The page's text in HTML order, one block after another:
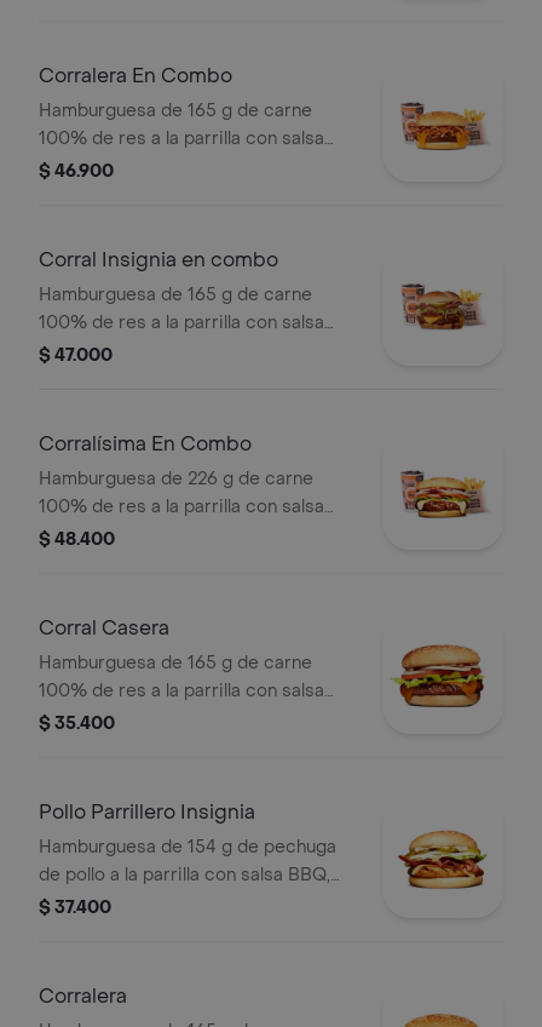
pan papa + papas medianas (Corral o
Corralera En Combo
Hamburguesa de 165 g de carne
100% de res a la parrilla con salsa
bbq, tocineta, queso americano,
bebida pet
$ 46.900
Corral Insignia en combo
Hamburguesa de 165 g de carne
100% de res a la parrilla con salsa
BBQ, tocineta, queso americano,
mostaza en pan papa + papas Corral
$ 47.000
Corralísima En Combo
Hamburguesa de 226 g de carne
100% de res a la parrilla con salsa
bbq, queso mozzarella, tomate,
pet
$ 48.400
Corral Casera
Hamburguesa de 165 g de carne
100% de res a la parrilla con salsa
bbq, queso americano, cebolla en
$ 35.400
Pollo Parrillero Insignia
Hamburguesa de 154 g de pechuga
de pollo a la parrilla con salsa BBQ,
tocineta, una tajada de queso tipo
pan papa
$ 37.400
Corralera